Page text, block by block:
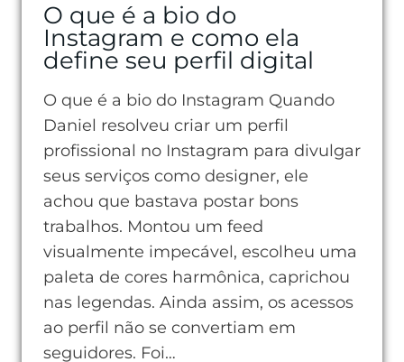
O que é a bio do
Instagram e como ela
define seu perfil digital
O que é a bio do Instagram Quando
Daniel resolveu criar um perfil
profissional no Instagram para divulgar
seus serviços como designer, ele
achou que bastava postar bons
trabalhos. Montou um feed
visualmente impecável, escolheu uma
paleta de cores harmônica, caprichou
nas legendas. Ainda assim, os acessos
ao perfil não se convertiam em
seguidores. Foi…